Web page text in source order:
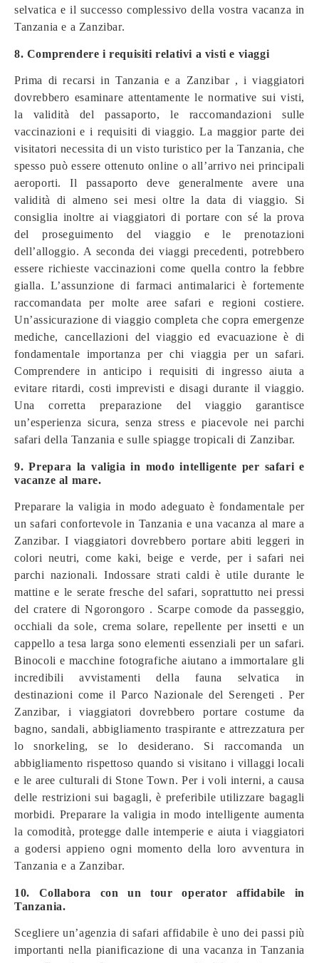
selvatica e il successo complessivo della vostra vacanza in
Tanzania e a Zanzibar.
8. Comprendere i requisiti relativi a visti e viaggi
Prima di recarsi in Tanzania e a Zanzibar , i viaggiatori
dovrebbero esaminare attentamente le normative sui visti,
la validità del passaporto, le raccomandazioni sulle
vaccinazioni e i requisiti di viaggio. La maggior parte dei
visitatori necessita di un visto turistico per la Tanzania, che
spesso può essere ottenuto online o all’arrivo nei principali
aeroporti. Il passaporto deve generalmente avere una
validità di almeno sei mesi oltre la data di viaggio. Si
consiglia inoltre ai viaggiatori di portare con sé la prova
del proseguimento del viaggio e le prenotazioni
dell’alloggio. A seconda dei viaggi precedenti, potrebbero
essere richieste vaccinazioni come quella contro la febbre
gialla. L’assunzione di farmaci antimalarici è fortemente
raccomandata per molte aree safari e regioni costiere.
Un’assicurazione di viaggio completa che copra emergenze
mediche, cancellazioni del viaggio ed evacuazione è di
fondamentale importanza per chi viaggia per un safari.
Comprendere in anticipo i requisiti di ingresso aiuta a
evitare ritardi, costi imprevisti e disagi durante il viaggio.
Una corretta preparazione del viaggio garantisce
un’esperienza sicura, senza stress e piacevole nei parchi
safari della Tanzania e sulle spiagge tropicali di Zanzibar.
9. Prepara la valigia in modo intelligente per safari e
vacanze al mare.
Preparare la valigia in modo adeguato è fondamentale per
un safari confortevole in Tanzania e una vacanza al mare a
Zanzibar. I viaggiatori dovrebbero portare abiti leggeri in
colori neutri, come kaki, beige e verde, per i safari nei
parchi nazionali. Indossare strati caldi è utile durante le
mattine e le serate fresche del safari, soprattutto nei pressi
del cratere di Ngorongoro . Scarpe comode da passeggio,
occhiali da sole, crema solare, repellente per insetti e un
cappello a tesa larga sono elementi essenziali per un safari.
Binocoli e macchine fotografiche aiutano a immortalare gli
incredibili avvistamenti della fauna selvatica in
destinazioni come il Parco Nazionale del Serengeti . Per
Zanzibar, i viaggiatori dovrebbero portare costume da
bagno, sandali, abbigliamento traspirante e attrezzatura per
lo snorkeling, se lo desiderano. Si raccomanda un
abbigliamento rispettoso quando si visitano i villaggi locali
e le aree culturali di Stone Town. Per i voli interni, a causa
delle restrizioni sui bagagli, è preferibile utilizzare bagagli
morbidi. Preparare la valigia in modo intelligente aumenta
la comodità, protegge dalle intemperie e aiuta i viaggiatori
a godersi appieno ogni momento della loro avventura in
Tanzania e a Zanzibar.
10. Collabora con un tour operator affidabile in
Tanzania.
Scegliere un’agenzia di safari affidabile è uno dei passi più
importanti nella pianificazione di una vacanza in Tanzania